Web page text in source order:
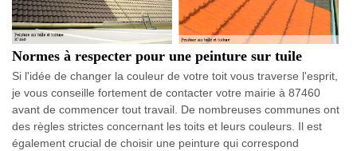
Normes à respecter pour une peinture sur tuile
Si l'idée de changer la couleur de votre toit vous traverse l'esprit,
je vous conseille fortement de contacter votre mairie à 87460
avant de commencer tout travail. De nombreuses communes ont
des règles strictes concernant les toits et leurs couleurs. Il est
également crucial de choisir une peinture qui correspond